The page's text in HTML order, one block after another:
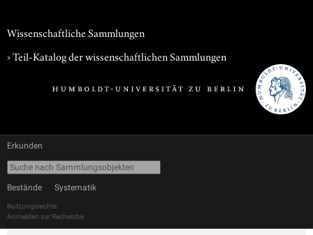
Wissenschaftliche Sammlungen
› Teil-Katalog der wissenschaftlichen Sammlungen
Erkunden
Bestände Systematik
Nutzungsrechte
Anmelden zur Recherche